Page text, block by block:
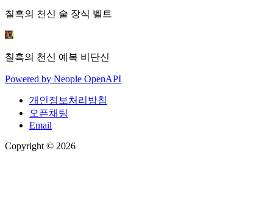
칠흑의 천신 술 장식 벨트
칠흑의 천신 예복 비단신
Powered by Neople OpenAPI
개인정보처리방침
오픈채팅
Email
Copyright © 2026